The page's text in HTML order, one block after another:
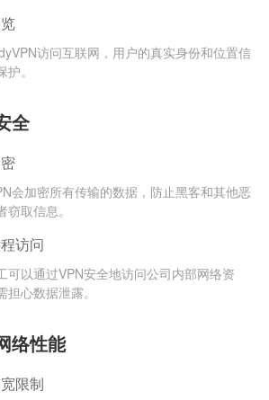
访问互联网，用户的真实身份和位置信
。
全
会加密所有传输的数据，防止黑客和其他恶
窃取信息。
访问
可以通过VPN安全地访问公司内部网络资
担心数据泄露。
络性能
限制